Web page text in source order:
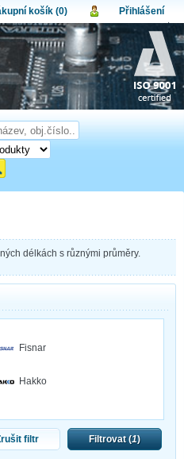
délkách s různými průměry.
Fisnar
Hakko
filtr Filtrovat (1)
košík (0)
košík je momentálně prázdný.
Obsah košíku
0
0,00 CZK
Přihlášení
Přihlásit
heslo Nová registrace